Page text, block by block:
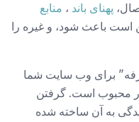
پهنای باند ، منابع
است باعث شود، و غیره را
برای وب سایت شما
محبوب است. گرفتن
به آن ساخته شده